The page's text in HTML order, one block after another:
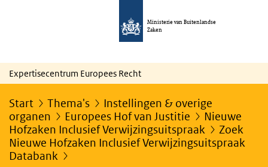
Ministerie van Buitenlandse
Zaken
Expertisecentrum Europees Recht
Start Thema's
Instellingen & overige
organen
Europees Hof van Justitie
Nieuwe
Hofzaken Inclusief Verwijzingsuitspraak
Zoek
Nieuwe Hofzaken Inclusief Verwijzingsuitspraak
Databank